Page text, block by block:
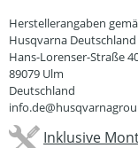
Herstellerangaben
Husqvarna
Hans-Lorenser-Straße
89079 Ulm
Deutschland
Inklusive